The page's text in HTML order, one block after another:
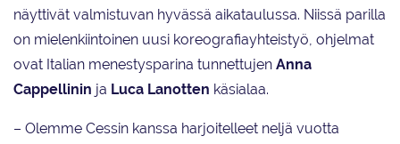
näyttivät valmistuvan hyvässä aikataulussa. Niissä parilla
on mielenkiintoinen uusi koreografiayhteistyö, ohjelmat
ovat Italian menestysparina tunnettujen Anna
Cappellinin ja Luca Lanotten käsialaa.
– Olemme Cessin kanssa harjoitelleet neljä vuotta